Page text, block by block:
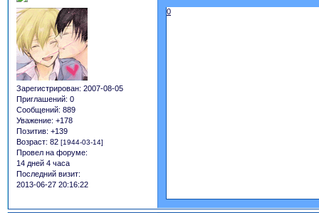
Зарегистрирован: 2007-08-05
Приглашений: 0
Сообщений: 889
Уважение: +178
Позитив: +139
Возраст: 82 [1944-03-14]
Провел на форуме:
14 дней 4 часа
Последний визит:
2013-06-27 20:16:22
0